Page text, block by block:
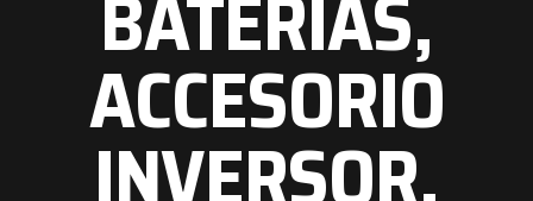
ACCESORIO